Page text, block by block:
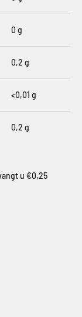
0 g
0,2 g
<0,01 g
0,2 g
u €0,25